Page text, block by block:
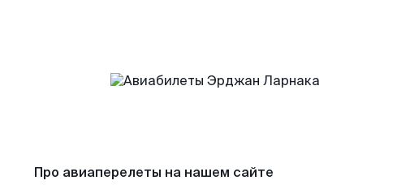
Про авиаперелеты на нашем сайте